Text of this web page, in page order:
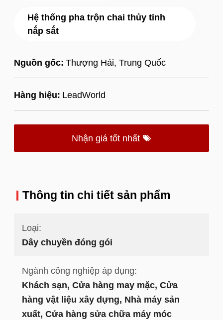
Hệ thống pha trộn chai thủy tinh
nắp sắt
Nguồn gốc: Thượng Hải, Trung Quốc
Hàng hiệu: LeadWorld
Nhận giá tốt nhất
Thông tin chi tiết sản phẩm
Loại:
Dây chuyền đóng gói
Ngành công nghiệp áp dụng:
Khách sạn, Cửa hàng may mặc, Cửa
hàng vật liệu xây dựng, Nhà máy sản
xuất, Cửa hàng sửa chữa máy móc